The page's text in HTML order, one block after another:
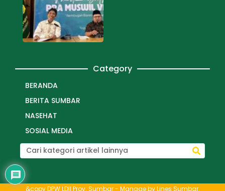
Category
BERANDA
BERITA SUMBAR
NASEHAT
SOSIAL MEDIA
&copy DPW LDII Prov. Sumbar - Manage byLines Sumbar.